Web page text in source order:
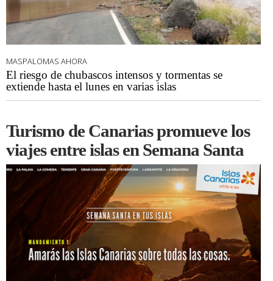
MASPALOMAS AHORA
El riesgo de chubascos intensos y tormentas se
extiende hasta el lunes en varias islas
Turismo de Canarias promueve los
viajes entre islas en Semana Santa